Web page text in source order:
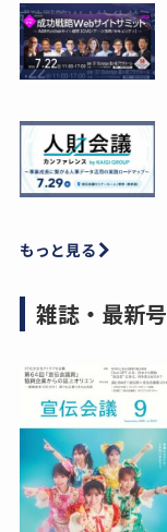
もっと見る
雑誌・最新号